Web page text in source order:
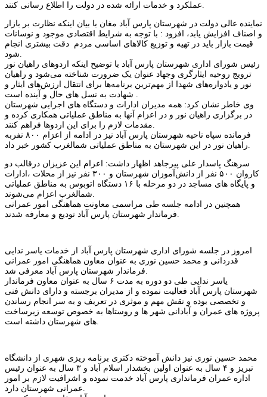
نماینده عالی دولت در شهرستان پارس آباد مغان با بیان اینکه نظارت بر بازار
و اصناف افزایش یابد، افزود : با توجه به شرایط اقتصادی موجود و نوسانات
قیمت بازار باید در تهیه و توزیع کالاهای اساسی مردم دقت بیشتری انجام
رئیس شورای اداری شهرستان پارس آباد با توضیح اینکه اردوهای راهیان نور
ترویج روحیه ایثارگری وجهاد عنوان یک ضرورت شناخته می‌شود و راهیان
نور و یادواره‌های شهدا از مهم‌ترین برنامه‌ها برای انتقال ارزش‌های ایثار و
وی خاطر نشان کرد: همه مدیران ادارات و دستگاه های اجرایی شهرستان
در برگزاری راهیان نور و در اعزام آنها به مناطق عملیاتی همکاری کرده و
فرمانده سپاه ناحیه شهرستان پارس آباد نیز در ادامه از اعزام ۸۰۰ نفربه
سرهنگ پاسدار علی پیرجاهد اظهار داشت: اعزام این عزیزان درقالب دو
کاروان ۵۰۰ نفر از دانش‌آموزان شهرستان و ۳۰۰ نفر نیز از محلات ،ادارات
و پایگاه های مساجد در دو مرحله با ۱۶ دستگاه اتوبوس به مناطق عملیاتی
همچنین در ادامه جلسه طی مراسمی معاونت هماهنگی امور عمرانی
امروز در جلسه شورای اداری شهرستان پارس آباد از خدمات یاسر ندایی
قدردانی و محمد حسین نوری به عنوان معاون هماهنگی امور عمرانی
یاسر ندایی طی دو دوره به مدت ۶ سال به عنوان معاون فرماندار
شهرستان پارس آباد فعالیت نموده و از مدیران برجسته و دارای دانش فنی
و تخصصی بوده و نقش مهم و موثری در تعریف و به سر انجام رساندن
پروژه های عمران و آبادانی شهر ها و روستاها به خصوص توسعه زیرساخت
محمد حسین نوری نیز دانش آموخته دکتری برنامه ریزی شهری از دانشگاه
تبریز و ۴ سال به عنوان اولین بخشدار اسلام آباد و ۳ سال به عنوان رئیس
اداره عمران فرمانداری پارس آباد خدمت نموده و اشرافیت لازم بر امور